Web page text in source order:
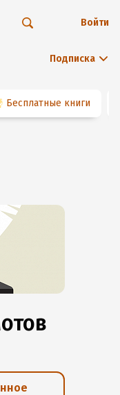
Подписка
Войти
Бесплатные книги